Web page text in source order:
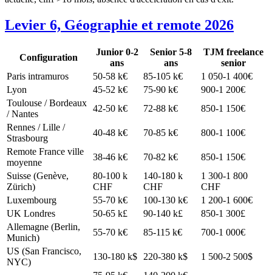
Levier 6, Géographie et remote 2026
Configuration
Junior 0-2
ans
Senior 5-8
ans
TJM freelance
senior
Paris intramuros
50-58 k€ 85-105 k€
1 050-1 400€
Lyon
45-52 k€ 75-90 k€
900-1 200€
Toulouse / Bordeaux
/ Nantes
42-50 k€ 72-88 k€
850-1 150€
Rennes / Lille /
Strasbourg
40-48 k€ 70-85 k€
800-1 100€
Remote France ville
moyenne
38-46 k€ 70-82 k€
850-1 150€
Suisse (Genève,
Zürich)
80-100 k
CHF
140-180 k
CHF
1 300-1 800
CHF
Luxembourg
55-70 k€ 100-130 k€
1 200-1 600€
UK Londres
50-65 k£ 90-140 k£
850-1 300£
Allemagne (Berlin,
Munich)
55-70 k€ 85-115 k€
700-1 000€
US (San Francisco,
NYC)
130-180 k$ 220-380 k$
1 500-2 500$